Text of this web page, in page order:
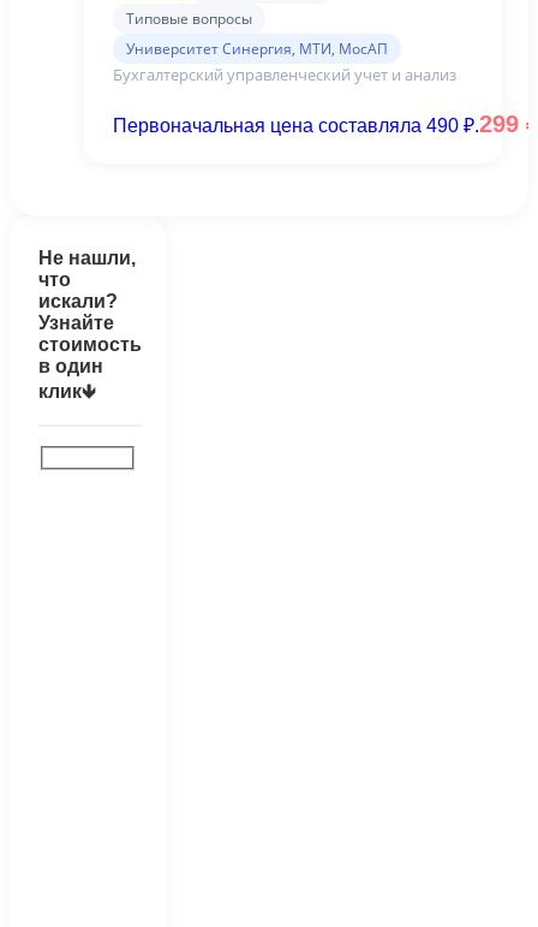
Типовые вопросы
Университет Синергия, МТИ, МосАП
Бухгалтерский управленческий учет и анализ
Первоначальная цена составляла 490 ₽.299
Не нашли,
что
искали?
Узнайте
стоимость
в один
клик🡻